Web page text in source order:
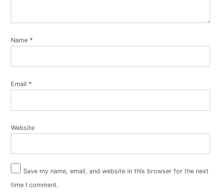
Name *
Email *
Website
Save my name, email, and website in this browser for the next
time I comment.